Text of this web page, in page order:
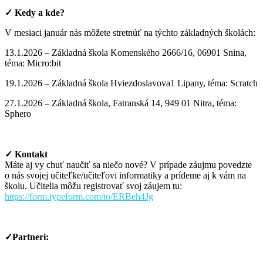
✓ Kedy a kde?
V mesiaci január nás môžete stretnúť na týchto základných školách:
13.1.2026 – Základná škola Komenského 2666/16, 06901 Snina,
téma: Micro:bit
19.1.2026 – Základná škola Hviezdoslavova1 Lipany, téma: Scratch
27.1.2026 – Základná škola, Fatranská 14, 949 01 Nitra, téma:
Sphero
✓ Kontakt
Máte aj vy chuť naučiť sa niečo nové? V prípade záujmu povedzte
o nás svojej učiteľke/učiteľovi informatiky a prídeme aj k vám na
školu. Učitelia môžu registrovať svoj záujem tu:
https://form.typeform.com/to/ERBeh4Jg
✓Partneri: